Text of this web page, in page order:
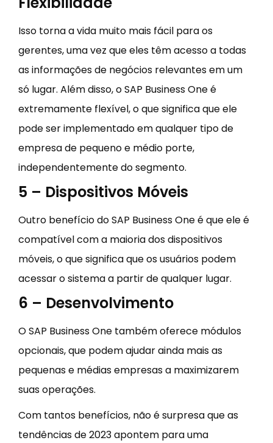
Isso torna a vida muito mais fácil para os
gerentes, uma vez que eles têm acesso a todas
as informações de negócios relevantes em um
só lugar. Além disso, o SAP Business One é
extremamente flexível, o que significa que ele
pode ser implementado em qualquer tipo de
empresa de pequeno e médio porte,
independentemente do segmento.
5 – Dispositivos Móveis
Outro benefício do SAP Business One é que ele é
compatível com a maioria dos dispositivos
móveis, o que significa que os usuários podem
acessar o sistema a partir de qualquer lugar.
6 – Desenvolvimento
O SAP Business One também oferece módulos
opcionais, que podem ajudar ainda mais as
pequenas e médias empresas a maximizarem
suas operações.
Com tantos benefícios, não é surpresa que as
tendências de 2023 apontem para uma